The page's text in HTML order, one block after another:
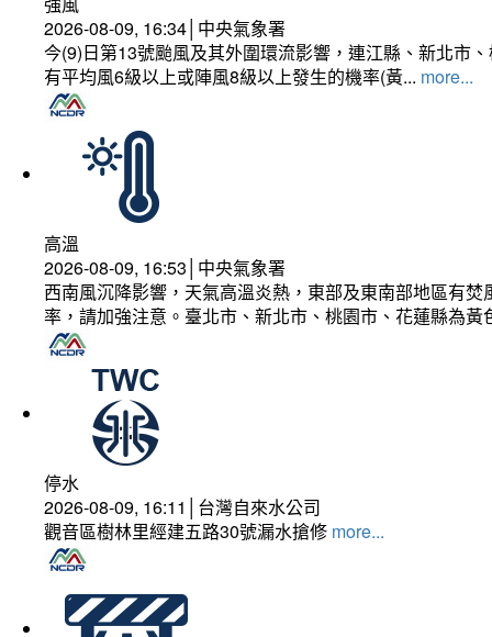
2026-08-09, 16:34│中央氣象署
今(9)日第13號颱風及其外圍環流影響，連江縣、新北市
有平均風6級以上或陣風8級以上發生的機率(黃... more...
高溫
2026-08-09, 16:53│中央氣象署
西南風沉降影響，天氣高溫炎熱，東部及東南部地區有
率，請加強注意。臺北市、新北市、桃園市、花蓮縣為
停水
2026-08-09, 16:11│台灣自來水公司
觀音區樹林里經建五路30號漏水搶修 more...